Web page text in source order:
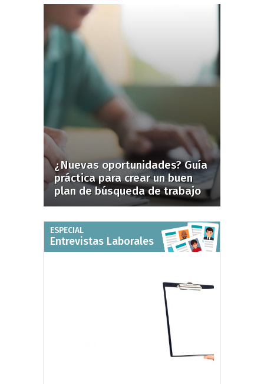
¿Nuevas oportunidades? Guía
práctica para crear un buen
plan de búsqueda de trabajo
ESPECIAL
Entrevistas Laborales